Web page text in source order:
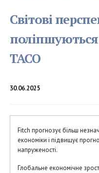
Світові
поліпшуються
TACO
30.06.2025
Fitch прогнозує більш
економіки і підвищує
напруженості.
Глобальне економічне